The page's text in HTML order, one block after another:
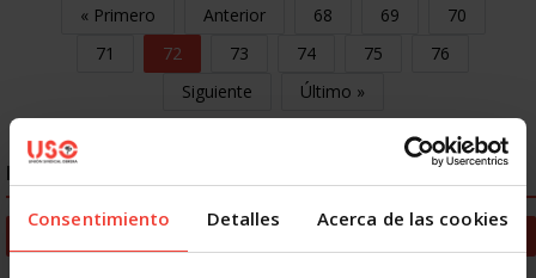
Consentimiento Detalles Acerca de las cookies
« Primero Anterior 68 69
70
71
72 73 74 75
76
Siguiente
Último »
IGUALDAD